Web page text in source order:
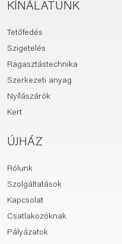
KÍNÁLATUNK
Tetőfedés
Szigetelés
Ragasztástechnika
Szerkezeti anyag
Nyílászárók
Kert
ÚJHÁZ
Rólunk
Szolgáltatások
Kapcsolat
Csatlakozóknak
Pályázatok